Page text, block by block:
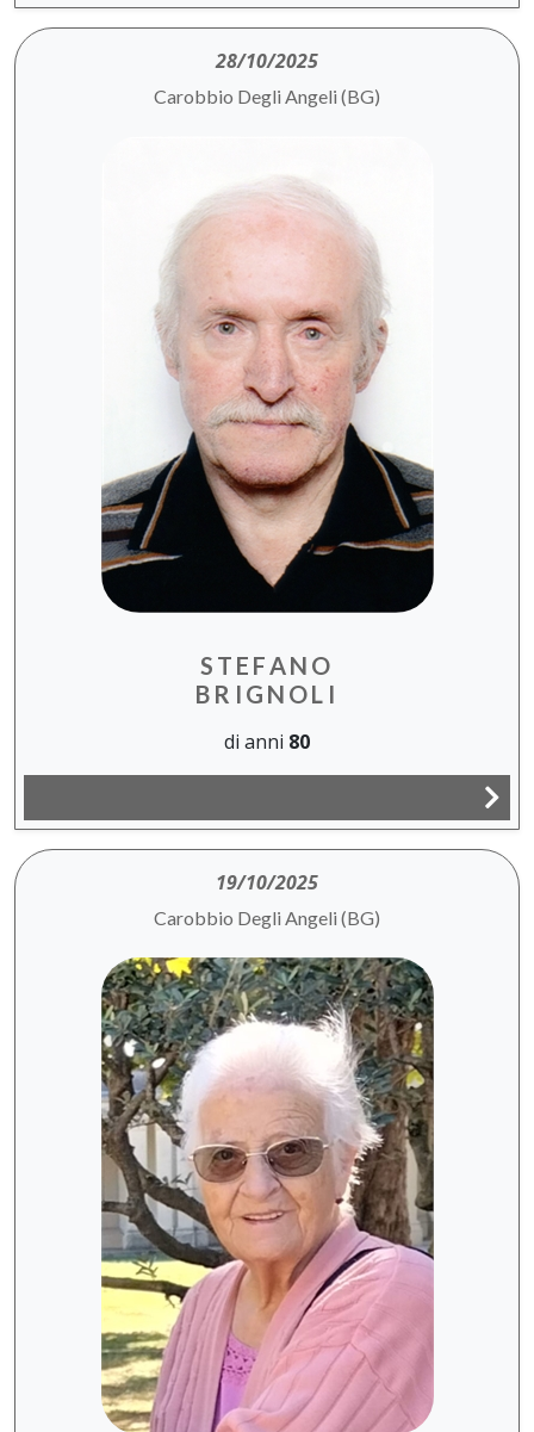
28/10/2025
Carobbio Degli Angeli (BG)
STEFANO
BRIGNOLI
di anni 80
19/10/2025
Carobbio Degli Angeli (BG)